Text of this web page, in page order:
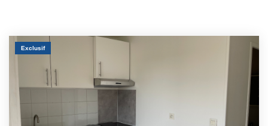
Exclusif